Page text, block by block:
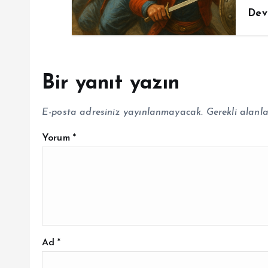
Bir yanıt yazın
E-posta adresiniz yayınlanmayacak. Gerekli
Yorum *
Ad*